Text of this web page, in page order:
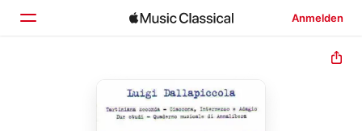
Anmelden
Entdecken